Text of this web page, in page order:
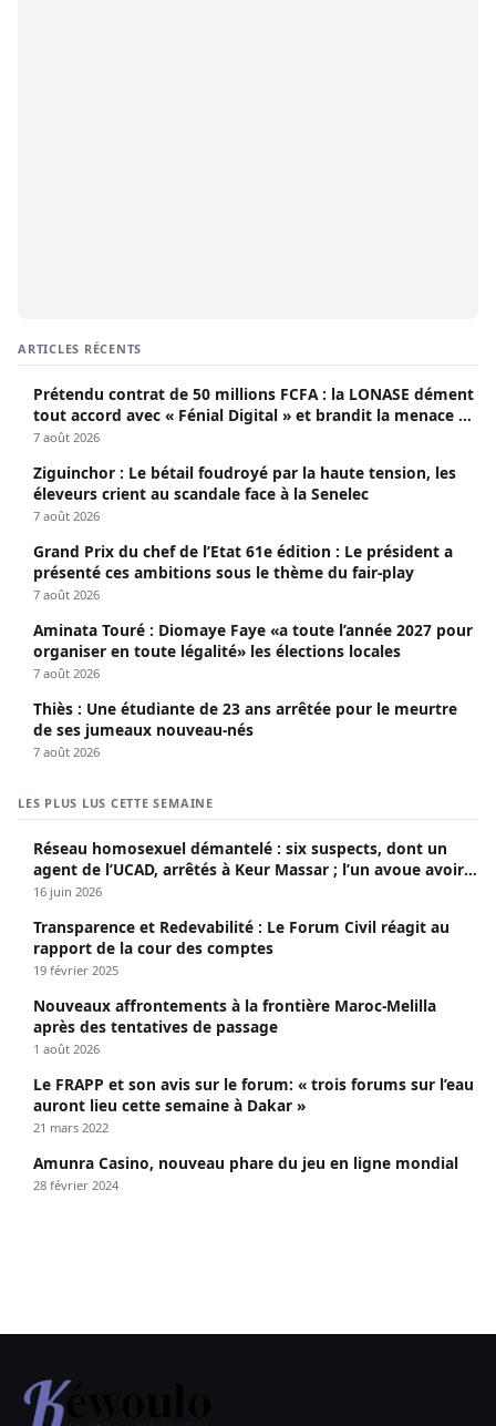
ARTICLES RÉCENTS
Prétendu contrat de 50 millions FCFA : la LONASE dément
tout accord avec « Fénial Digital » et brandit la menace de
poursuites
7 août 2026
Ziguinchor : Le bétail foudroyé par la haute tension, les
éleveurs crient au scandale face à la Senelec
7 août 2026
Grand Prix du chef de l’Etat 61e édition : Le président a
présenté ces ambitions sous le thème du fair-play
7 août 2026
Aminata Touré : Diomaye Faye «a toute l’année 2027 pour
organiser en toute légalité» les élections locales
7 août 2026
Thiès : Une étudiante de 23 ans arrêtée pour le meurtre
de ses jumeaux nouveau-nés
7 août 2026
LES PLUS LUS CETTE SEMAINE
Réseau homosexuel démantelé : six suspects, dont un
agent de l’UCAD, arrêtés à Keur Massar ; l’un avoue avoir
propagé le VIH depuis 2018
16 juin 2026
Transparence et Redevabilité : Le Forum Civil réagit au
rapport de la cour des comptes
19 février 2025
Nouveaux affrontements à la frontière Maroc-Melilla
après des tentatives de passage
1 août 2026
Le FRAPP et son avis sur le forum: « trois forums sur l’eau
auront lieu cette semaine à Dakar »
21 mars 2022
Amunra Casino, nouveau phare du jeu en ligne mondial
28 février 2024